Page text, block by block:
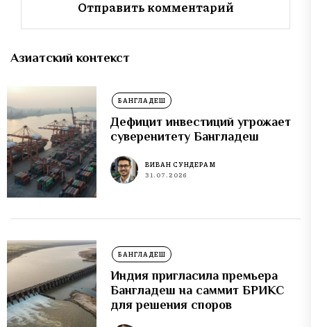
Азиатский контекст
БАНГЛАДЕШ
Дефицит инвестиций угрожает
суверенитету Бангладеш
ВИВАН СУНДЕРАМ
31.07.2026
БАНГЛАДЕШ
Индия пригласила премьера
Бангладеш на саммит БРИКС
для решения споров